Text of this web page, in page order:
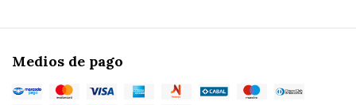
Medios de pago